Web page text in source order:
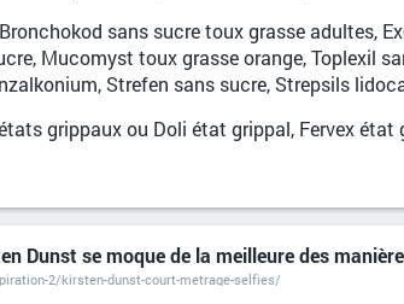
sans sucre toux grasse adultes,
Mucomyst toux grasse orange, Toplexil
Strefen sans sucre, Strepsils
grippaux ou Doli état grippal, Fervex
Dunst se moque de la meilleure des
2/kirsten-dunst-court-metrage-selfies/